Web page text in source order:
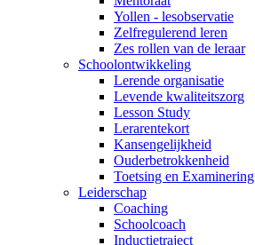
Yollen - lesobservatie
Zelfregulerend leren
Zes rollen van de leraar
Schoolontwikkeling
Lerende organisatie
Levende kwaliteitszorg
Lesson Study
Lerarentekort
Kansengelijkheid
Ouderbetrokkenheid
Toetsing en Examinering
Leiderschap
Coaching
Schoolcoach
Inductietraject